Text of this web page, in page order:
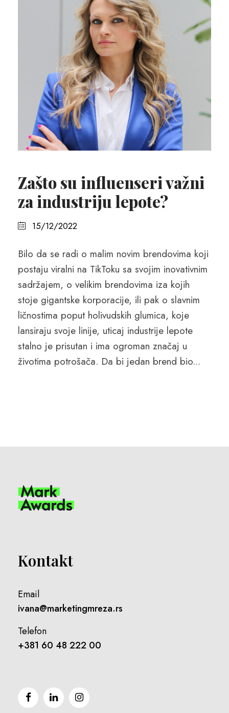
Zašto su influenseri važni
za industriju lepote?
15/12/2022
Bilo da se radi o malim novim brendovima koji
postaju viralni na TikToku sa svojim inovativnim
sadržajem, o velikim brendovima iza kojih
stoje gigantske korporacije, ili pak o slavnim
ličnostima poput holivudskih glumica, koje
lansiraju svoje linije, uticaj industrije lepote
stalno je prisutan i ima ogroman značaj u
životima potrošača. Da bi jedan brend bio...
Kontakt
Email
ivana@marketingmreza.rs
Telefon
+381 60 48 222 00